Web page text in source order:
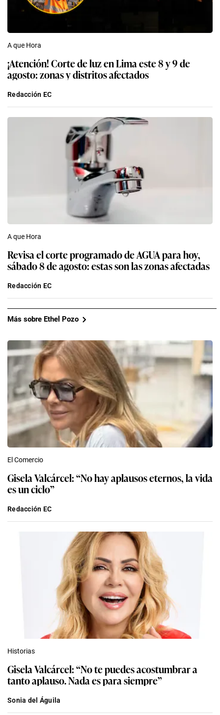
A que Hora
¡Atención! Corte de luz en Lima este 8 y 9 de
agosto: zonas y distritos afectados
Redacción EC
A que Hora
Revisa el corte programado de AGUA para hoy,
sábado 8 de agosto: estas son las zonas afectadas
Redacción EC
Más sobre Ethel Pozo
El Comercio
Gisela Valcárcel: “No hay aplausos eternos, la vida
es un ciclo”
Redacción EC
Historias
Gisela Valcárcel: “No te puedes acostumbrar a
tanto aplauso. Nada es para siempre”
Sonia del Águila